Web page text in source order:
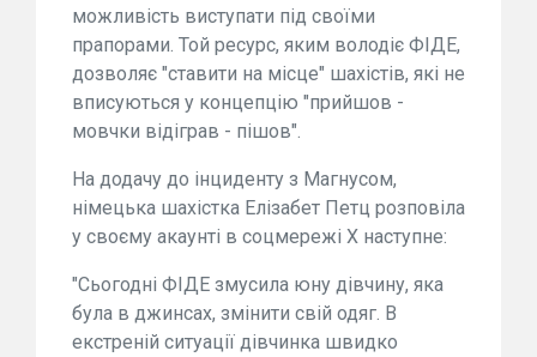
можливість виступати під своїми
прапорами. Той ресурс, яким володіє ФІДЕ,
дозволяє "ставити на місце" шахістів, які не
вписуються у концепцію "прийшов -
мовчки відіграв - пішов".
На додачу до інциденту з Магнусом,
німецька шахістка Елізабет Петц розповіла
у своєму акаунті в соцмережі Х наступне:
"Сьогодні ФІДЕ змусила юну дівчину, яка
була в джинсах, змінити свій одяг. В
екстреній ситуації дівчинка швидко